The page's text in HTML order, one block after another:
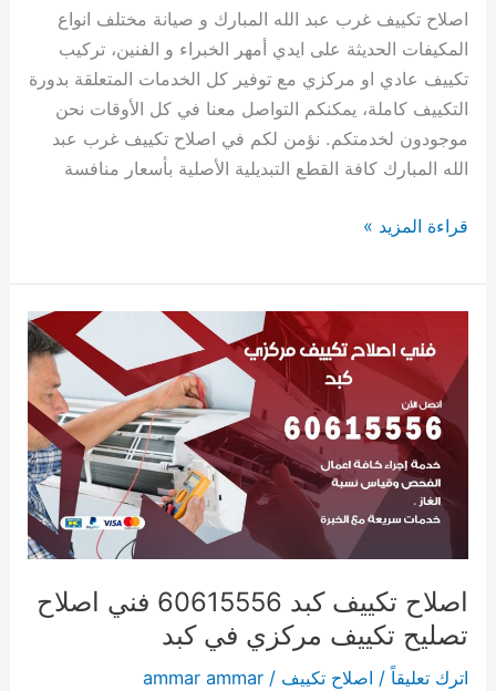
اصلاح تكييف غرب عبد الله المبارك و صيانة مختلف انواع
المكيفات الحديثة على ايدي أمهر الخبراء و الفنين، تركيب
تكييف عادي او مركزي مع توفير كل الخدمات المتعلقة بدورة
التكييف كاملة، يمكنكم التواصل معنا في كل الأوقات نحن
موجودون لخدمتكم. نؤمن لكم في اصلاح تكييف غرب عبد
الله المبارك كافة القطع التبديلية الأصلية بأسعار منافسة
المبارك
قراءة المزيد »
اصلاح تكييف كبد 60615556 فني اصلاح
تصليح تكييف مركزي في كبد
اترك تعليقاً / اصلاح تكييف /
ammar ammar
تكييف
كبد
60615556
فني
اصلاح
تصليح
مركزي
في